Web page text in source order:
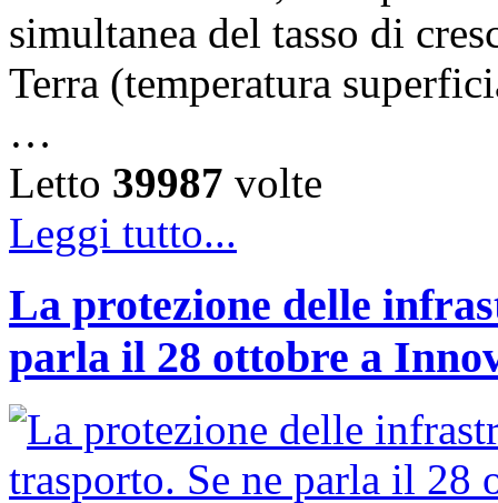
simultanea del tasso di
Terra (temperatura
…
Letto 39987 volte
Leggi tutto...
La protezione delle
parla il 28 ottobre a